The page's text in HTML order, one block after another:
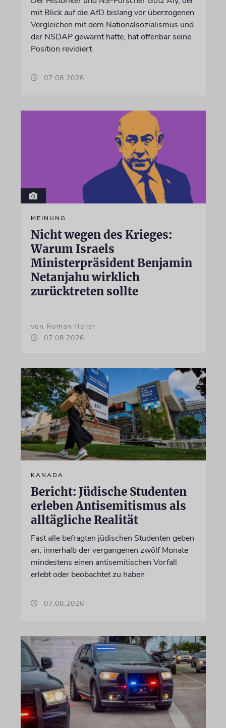
mit Blick auf die AfD bislang vor überzogenen
Vergleichen mit dem Nationalsozialismus und
der NSDAP gewarnt hatte, hat offenbar seine
Position revidiert
07.08.2026
MEINUNG
Nicht wegen des Krieges:
Warum Israels
Ministerpräsident Benjamin
Netanjahu wirklich
zurücktreten sollte
von Roman Haller
07.08.2026
KANADA
Bericht: Jüdische Studenten
erleben Antisemitismus als
alltägliche Realität
Fast alle befragten jüdischen Studenten geben
an, innerhalb der vergangenen zwölf Monate
mindestens einen antisemitischen Vorfall
erlebt oder beobachtet zu haben
07.08.2026